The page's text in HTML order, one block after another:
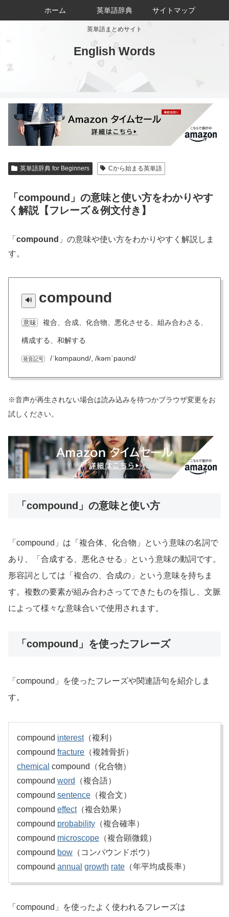
英単語まとめサイト
English Words
ホーム 英単語辞典 サイトマップ
英単語辞典 for Beginners Cから始まる英単語
「compound」の意味と使い方をわかりやす
く解説【フレーズ＆例文付き】
「 compound 」の意味や使い方をわかりやすく解説しま
す。
compound
意味 複合、合成、化合物、悪化させる、組み合わさる、
構成する、和解する
発音記号 /ˈkɑmpaʊnd/, /kəmˈpaʊnd/
※音声が再生されない場合は読み込みを待つかブラウザ変更をお
試しください。
「compound」の意味と使い方
「compound」は「複合体、化合物」という意味の名詞で
あり、「合成する、悪化させる」という意味の動詞です。
形容詞としては「複合の、合成の」という意味を持ちま
す。複数の要素が組み合わさってできたものを指し、文脈
によって様々な意味合いで使用されます。
「compound」を使ったフレーズ
「compound」を使ったフレーズや関連語句を紹介しま
す。
compound interest（複利）
compound fracture （複雑骨折）
chemical compound（化合物）
compound word
（複合語）
compound sentence （複合文）
compound effect（複合効果）
compound probability （複合確率）
compound microscope （複合顕微鏡）
compound bow （コンパウンドボウ）
compound annual growth rate （年平均成長率）
「compound」を使ったよく使われるフレーズは